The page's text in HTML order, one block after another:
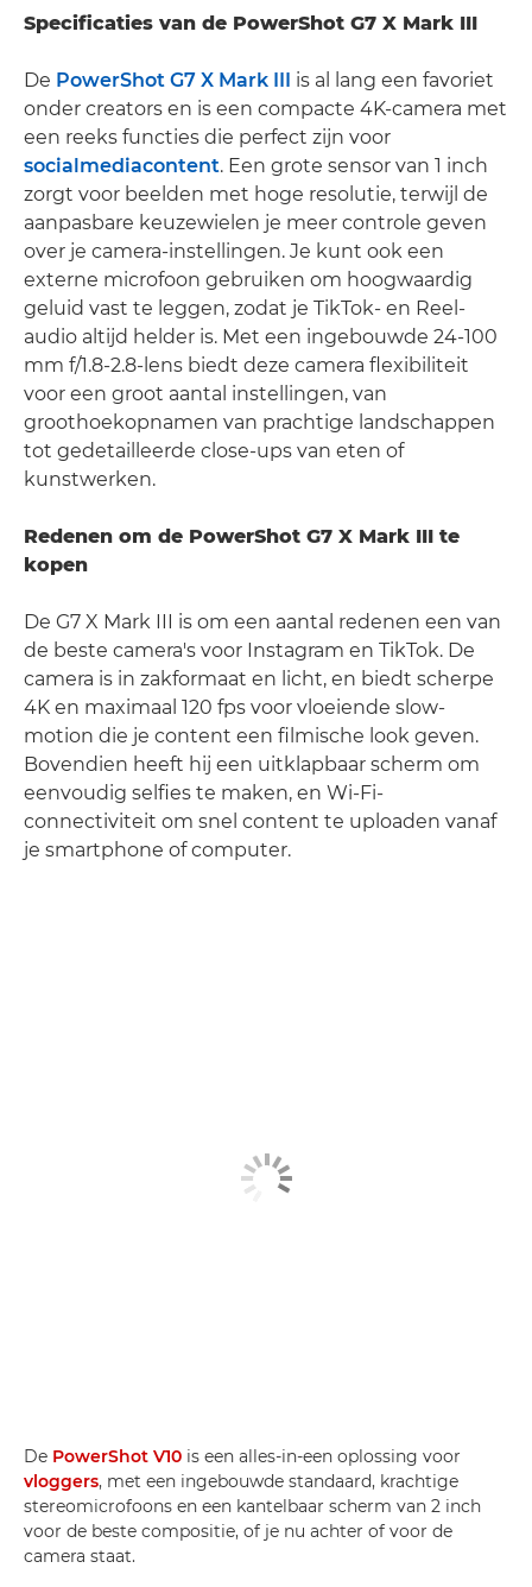
Specificaties van de PowerShot G7 X Mark III
De PowerShot G7 X Mark III is al lang een favoriet
onder creators en is een compacte 4K-camera met
een reeks functies die perfect zijn voor
socialmediacontent. Een grote sensor van 1 inch
zorgt voor beelden met hoge resolutie, terwijl de
aanpasbare keuzewielen je meer controle geven
over je camera-instellingen. Je kunt ook een
externe microfoon gebruiken om hoogwaardig
geluid vast te leggen, zodat je TikTok- en Reel-
audio altijd helder is. Met een ingebouwde 24-100
mm f/1.8-2.8-lens biedt deze camera flexibiliteit
voor een groot aantal instellingen, van
groothoekopnamen van prachtige landschappen
tot gedetailleerde close-ups van eten of
kunstwerken.
Redenen om de PowerShot G7 X Mark III te
kopen
De G7 X Mark III is om een aantal redenen een van
de beste camera's voor Instagram en TikTok. De
camera is in zakformaat en licht, en biedt scherpe
4K en maximaal 120 fps voor vloeiende slow-
motion die je content een filmische look geven.
Bovendien heeft hij een uitklapbaar scherm om
eenvoudig selfies te maken, en Wi-Fi-
connectiviteit om snel content te uploaden vanaf
je smartphone of computer.
De PowerShot V10 is een alles-in-een oplossing voor
vloggers, met een ingebouwde standaard, krachtige
stereomicrofoons en een kantelbaar scherm van 2 inch
voor de beste compositie, of je nu achter of voor de
camera staat.